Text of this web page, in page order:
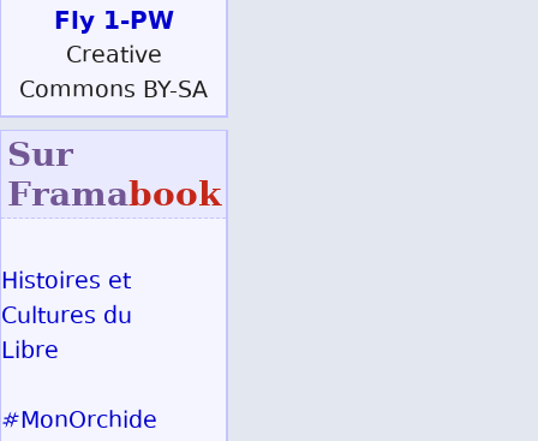
Fly 1-PW
Creative
Commons BY-SA
Sur
Framabook
Histoires et
Cultures du
Libre
#MonOrchide